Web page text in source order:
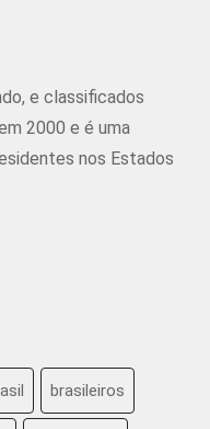
e classificados
2000 e é uma
nos Estados
brasileiros